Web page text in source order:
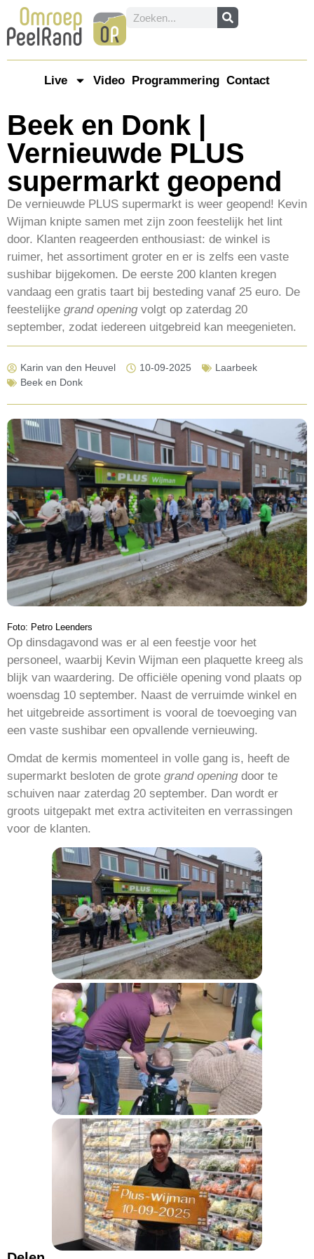
Live Video Programmering Contact
Beek en Donk |
Vernieuwde PLUS
supermarkt geopend
De vernieuwde PLUS supermarkt is weer geopend! Kevin
Wijman knipte samen met zijn zoon feestelijk het lint
door. Klanten reageerden enthousiast: de winkel is
ruimer, het assortiment groter en er is zelfs een vaste
sushibar bijgekomen. De eerste 200 klanten kregen
vandaag een gratis taart bij besteding vanaf 25 euro. De
feestelijke grand openingvolgt op zaterdag 20
september, zodat iedereen uitgebreid kan meegenieten.
Karin van den Heuvel 10-09-2025
Laarbeek
Beek en Donk
Foto: Petro Leenders
Op dinsdagavond was er al een feestje voor het
personeel, waarbij Kevin Wijman een plaquette kreeg als
blijk van waardering. De officiële opening vond plaats op
woensdag 10 september. Naast de verruimde winkel en
het uitgebreide assortiment is vooral de toevoeging van
een vaste sushibar een opvallende vernieuwing.
Omdat de kermis momenteel in volle gang is, heeft de
supermarkt besloten de grote grand openingdoor te
schuiven naar zaterdag 20 september. Dan wordt er
groots uitgepakt met extra activiteiten en verrassingen
voor de klanten.